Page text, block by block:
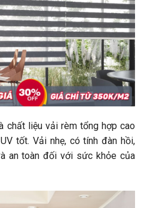
chất liệu vải rèm tổng hợp cao
tốt. Vải nhẹ, có tính đàn hồi,
an toàn đối với sức khỏe của